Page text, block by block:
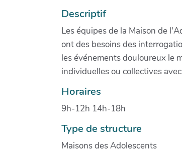
Descriptif
Les équipes de la Maison de
ont des besoins des
les événements douloureux le
individuelles ou collectives
Horaires
9h-12h 14h-18h
Type de structure
Maisons des Adolescents